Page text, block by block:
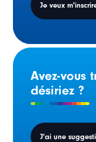
Je veux
Avez-vous
désiriez ?
J'ai une